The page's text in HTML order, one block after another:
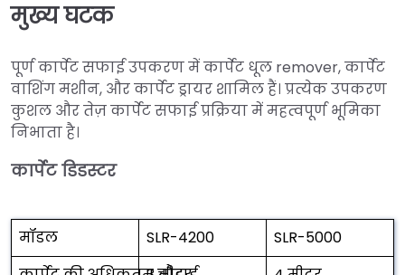
मुख्य घटक
पूर्ण कार्पेट सफाई उपकरण में कार्पेट धूल remover, कार्पेट
वाशिंग मशीन, और कार्पेट ड्रायर शामिल हैं। प्रत्येक उपकरण
कुशल और तेज़ कार्पेट सफाई प्रक्रिया में महत्वपूर्ण भूमिका
निभाता है।
कार्पेट डिडस्टर
मॉडल SLR-4200
SLR-5000